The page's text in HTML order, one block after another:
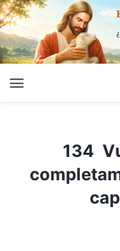
134